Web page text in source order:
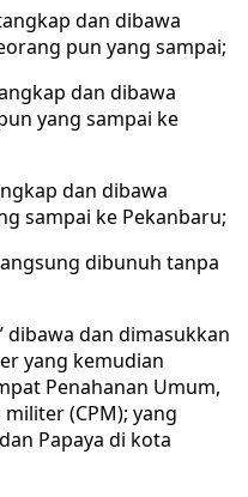
dan dibawa
pun yang sampai;
dan dibawa
yang sampai ke
dan dibawa
sampai ke Pekanbaru;
dibunuh tanpa
dibawa dan dimasukkan
yang kemudian
Penahanan Umum,
(CPM); yang
Papaya di kota